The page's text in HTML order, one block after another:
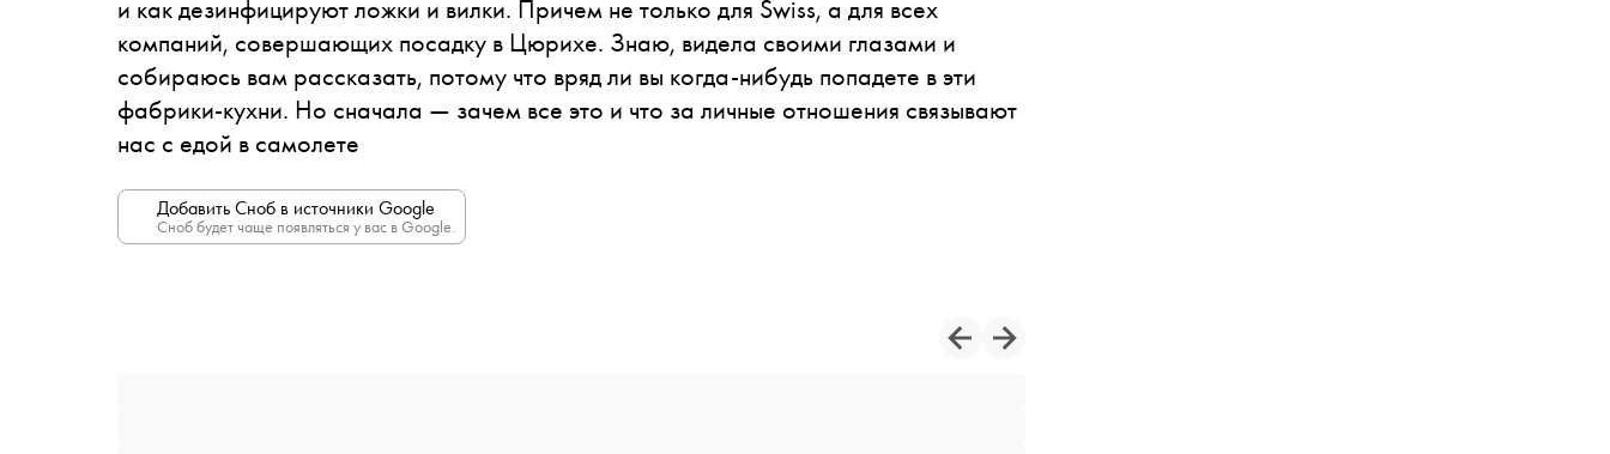
и как дезинфицируют ложки и вилки. Причем не только для Swiss, а для всех
компаний, совершающих посадку в Цюрихе. Знаю, видела своими глазами и
собираюсь вам рассказать, потому что вряд ли вы когда-нибудь попадете в эти
фабрики-кухни. Но сначала — зачем все это и что за личные отношения связывают
нас с едой в самолете
Добавить Сноб в источники Google
Сноб будет чаще появляться у вас в Google.